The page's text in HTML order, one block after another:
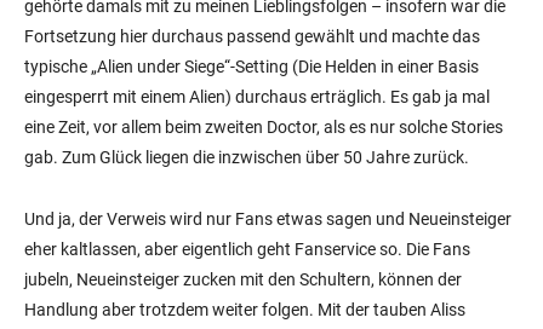
gehörte damals mit zu meinen Lieblingsfolgen – insofern war die
Fortsetzung hier durchaus passend gewählt und machte das
typische „Alien under Siege“-Setting (Die Helden in einer Basis
eingesperrt mit einem Alien) durchaus erträglich. Es gab ja mal
eine Zeit, vor allem beim zweiten Doctor, als es nur solche Stories
gab. Zum Glück liegen die inzwischen über 50 Jahre zurück.
Und ja, der Verweis wird nur Fans etwas sagen und Neueinsteiger
eher kaltlassen, aber eigentlich geht Fanservice so. Die Fans
jubeln, Neueinsteiger zucken mit den Schultern, können der
Handlung aber trotzdem weiter folgen. Mit der tauben Aliss